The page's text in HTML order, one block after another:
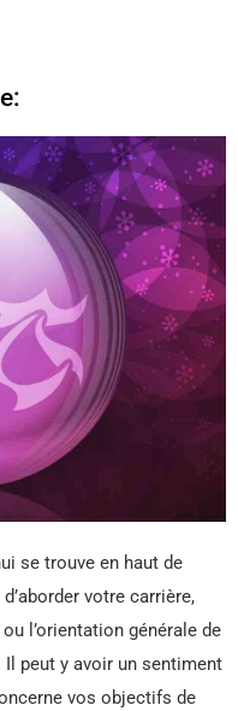
se trouve en haut de
votre carrière,
l’orientation générale de
Il peut y avoir un sentiment
vos objectifs de